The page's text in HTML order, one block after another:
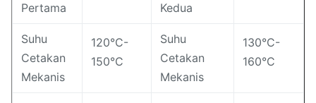
Pertama
Kedua
Suhu
Cetakan
Mekanis
120°C-
150°C
Suhu
Cetakan
Mekanis
130°C-
160°C